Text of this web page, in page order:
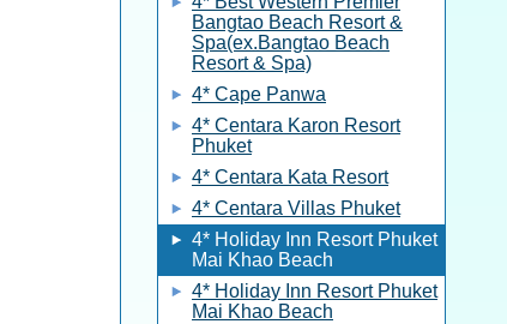
Bangtao Beach Resort &
Spa(ex.Bangtao Beach
Resort & Spa)
4* Cape Panwa
4* Centara Karon Resort
Phuket
4* Centara Kata Resort
4* Centara Villas Phuket
4* Holiday Inn Resort Phuket
Mai Khao Beach
4* Holiday Inn Resort Phuket
Mai Khao Beach